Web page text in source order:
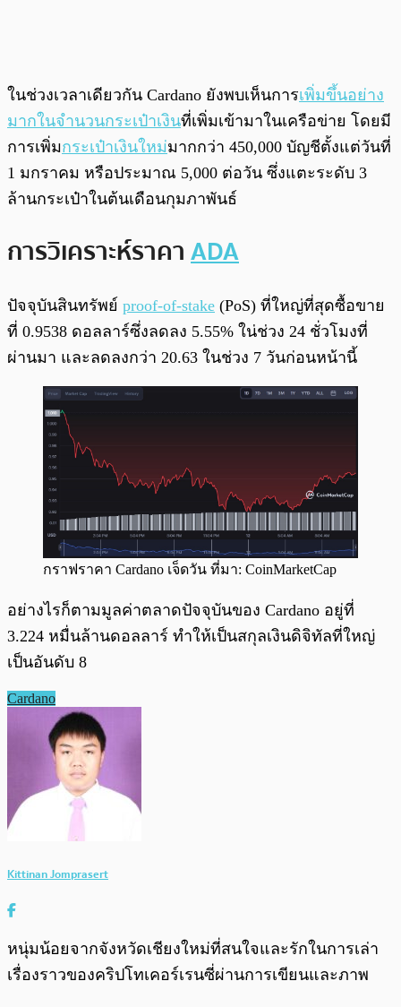
ในช่วงเวลาเดียวกัน Cardano ยังพบเห็นการเพิ่มขึ้นอย่าง
มากในจำนวนกระเป๋าเงินที่เพิ่มเข้ามาในเครือข่าย โดยมี
การเพิ่มกระเป๋าเงินใหม่มากกว่า 450,000 บัญชีตั้งแต่วันที่
1 มกราคม หรือประมาณ 5,000 ต่อวัน ซึ่งแตะระดับ 3
ล้านกระเป๋าในต้นเดือนกุมภาพันธ์
การวิเคราะห์ราคาADA
ปัจจุบันสินทรัพย์ proof-of-stake (PoS) ที่ใหญ่ที่สุดซื้อขาย
ที่ 0.9538 ดอลลาร์ซึ่งลดลง 5.55% ใน่ช่วง 24 ชั่วโมงที่
ผ่านมา และลดลงกว่า 20.63 ในช่วง 7 วันก่อนหน้านี้
กราฟราคา Cardano เจ็ดวัน ที่มา: CoinMarketCap
อย่างไรก็ตามมูลค่าตลาดปัจจุบันของ Cardano อยู่ที่
3.224 หมื่นล้านดอลลาร์ ทำให้เป็นสกุลเงินดิจิทัลที่ใหญ่
เป็นอันดับ 8
Cardano
Kittinan Jomprasert
หนุ่มน้อยจากจังหวัดเชียงใหม่ที่สนใจและรักในการเล่า
เรื่องราวของคริปโทเคอร์เรนซี่ผ่านการเขียนและภาพ